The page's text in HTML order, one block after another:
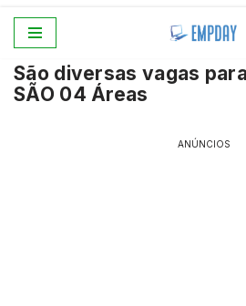
para
o
São diversas vagas
SÃO 04 Áreas
ANÚNCIOS